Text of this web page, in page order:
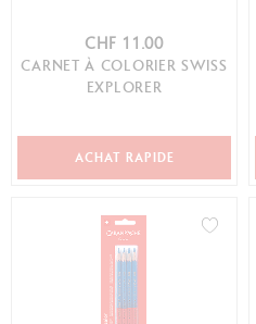
CHF 11.00
CARNET À COLORIER SWISS
EXPLORER
ACHAT RAPIDE